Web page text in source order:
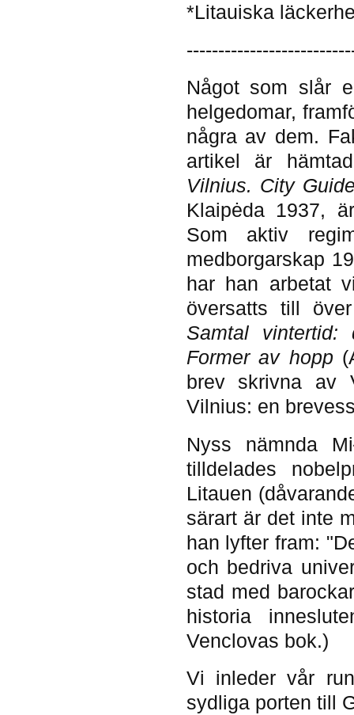
*Litauiska
Något som slår
helgedomar,
några av dem.
artikel är
Vilnius. City
Klaipėda 1937,
Som aktiv
medborgarskap
har han arbetat
översatts till
Samtal vintertid:
Former av hopp
brev skrivna av
Vilnius: en
Nyss nämnda
tilldelades
Litauen
särart är det inte
han lyfter fram:
och bedriva
stad med
historia
Venclovas bok.)
Vi inleder vår
sydliga porten till